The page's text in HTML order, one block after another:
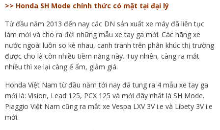
>> Honda SH Mode chính thức có mặt tại đại lý
Từ đầu năm 2013 đến nay các DN sản xuất xe máy đã liên tục
làm mới và cho ra đời những mẫu xe tay ga mới. Các hãng xe
nước ngoài luôn so kè nhau, canh tranh trên phân khúc thị trường
được cho là còn nhiều tiềm năng này. Tuy nhiên, càng ra mắt
nhiều thì xe lại càng ế ẩm, giảm giá.
Honda Việt Nam từ đầu năm tới nay đã tung ra 4 mẫu xe tay ga
mới là: Vision, Lead 125, PCX 125 và mới đây nhất là SH Mode.
Piaggio Việt Nam cũng ra mắt xe Vespa LXV 3V i.e và Libety 3V i.e
mới.